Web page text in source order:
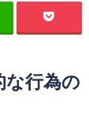
な行為の